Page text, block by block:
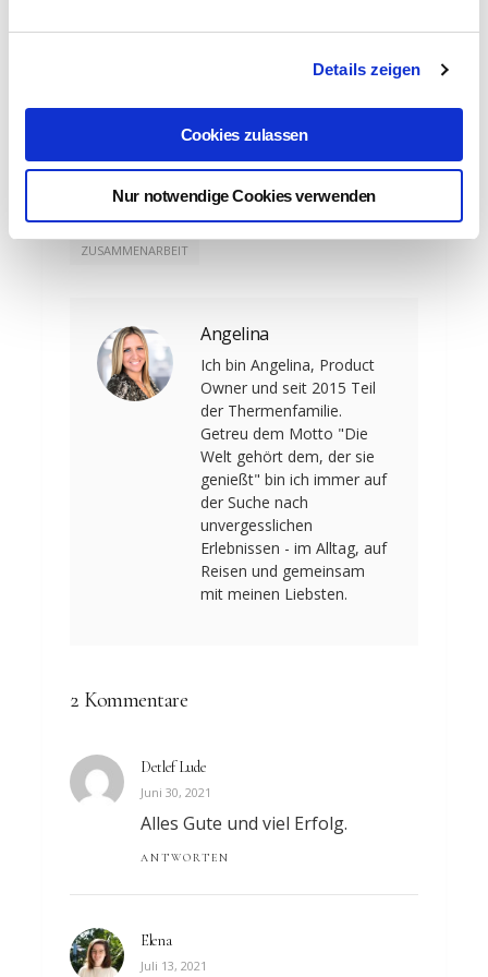
Details zeigen
Cookies zulassen
Nur notwendige Cookies verwenden
ZUSAMMENARBEIT
Angelina
Ich bin Angelina, Product
Owner und seit 2015 Teil
der Thermenfamilie.
Getreu dem Motto "Die
Welt gehört dem, der sie
genießt" bin ich immer auf
der Suche nach
unvergesslichen
Erlebnissen - im Alltag, auf
Reisen und gemeinsam
mit meinen Liebsten.
2 Kommentare
Detlef Lude
Juni 30, 2021
Alles Gute und viel Erfolg.
ANTWORTEN
Elena
Juli 13, 2021